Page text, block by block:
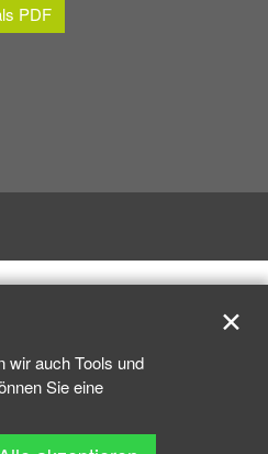
PDF
wir auch Tools und
Sie eine
✕